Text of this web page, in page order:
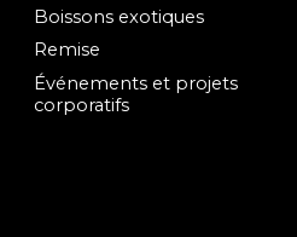
Boissons exotiques
Remise
Événements et projets
corporatifs